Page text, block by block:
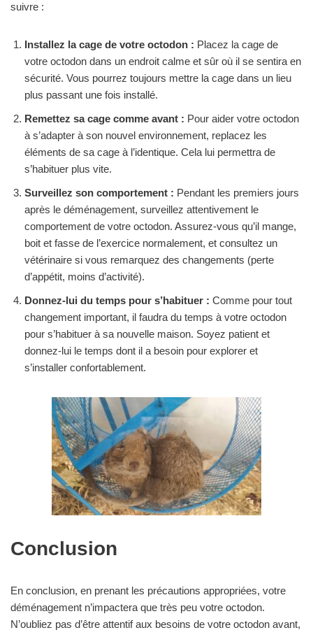
suivre :
Installez la cage de votre octodon : Placez la cage de
votre octodon dans un endroit calme et sûr où il se sentira en
sécurité. Vous pourrez toujours mettre la cage dans un lieu
plus passant une fois installé.
Remettez sa cage comme avant : Pour aider votre octodon
à s’adapter à son nouvel environnement, replacez les
éléments de sa cage à l’identique. Cela lui permettra de
s’habituer plus vite.
Surveillez son comportement : Pendant les premiers jours
après le déménagement, surveillez attentivement le
comportement de votre octodon. Assurez-vous qu’il mange,
boit et fasse de l’exercice normalement, et consultez un
vétérinaire si vous remarquez des changements (perte
d’appétit, moins d’activité).
Donnez-lui du temps pour s’habituer : Comme pour tout
changement important, il faudra du temps à votre octodon
pour s’habituer à sa nouvelle maison. Soyez patient et
donnez-lui le temps dont il a besoin pour explorer et
s’installer confortablement.
Conclusion
En conclusion, en prenant les précautions appropriées, votre
déménagement n’impactera que très peu votre octodon.
N’oubliez pas d’être attentif aux besoins de votre octodon avant,